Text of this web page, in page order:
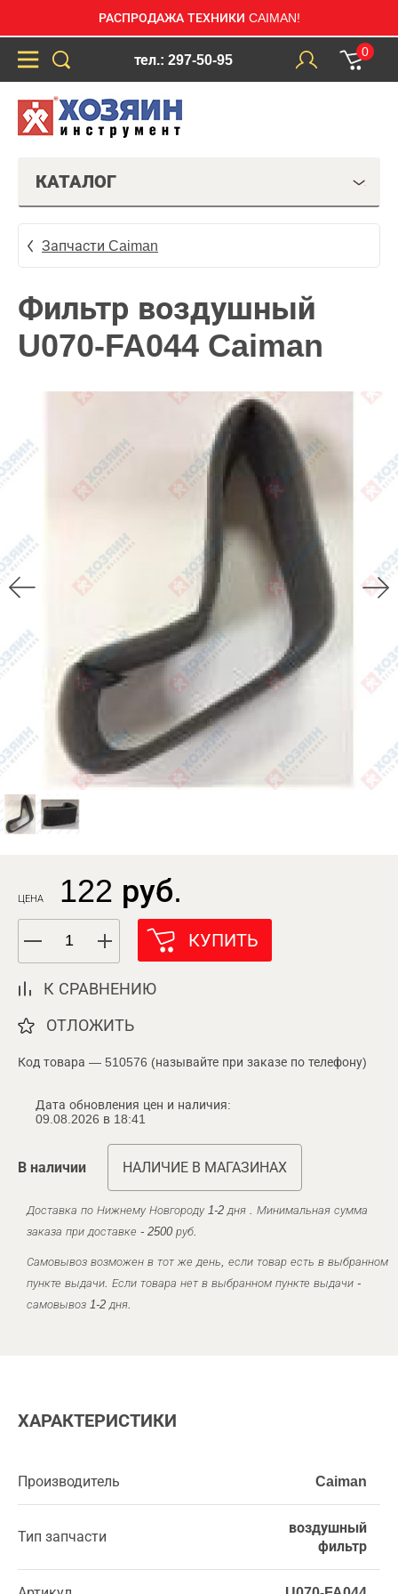
РАСПРОДАЖА ТЕХНИКИ CAIMAN!
тел.: 297-50-95
0
КАТАЛОГ
Запчасти Caiman
Фильтр воздушный
U070-FA044 Caiman
ЦЕНА 122 руб.
КУПИТЬ
К СРАВНЕНИЮ
ОТЛОЖИТЬ
Код товара — 510576 (называйте при заказе по телефону)
Дата обновления цен и наличия:
09.08.2026 в 18:41
В наличии НАЛИЧИЕ В МАГАЗИНАХ
Доставка по Нижнему Новгороду 1-2 дня . Минимальная сумма
заказа при доставке - 2500 руб.
Самовывоз возможен в тот же день, если товар есть в выбранном
пункте выдачи. Если товара нет в выбранном пункте выдачи -
самовывоз 1-2 дня.
ХАРАКТЕРИСТИКИ
Производитель Caiman
Тип запчасти
воздушный
фильтр